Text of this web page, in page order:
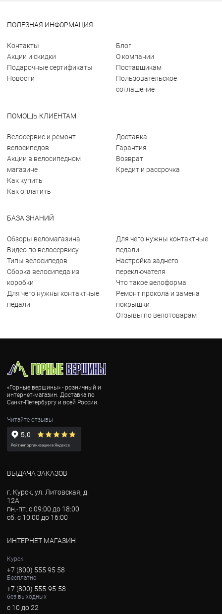
ПОЛЕЗНАЯ ИНФОРМАЦИЯ
Контакты
Акции и скидки
Подарочные сертификаты
Новости
Блог
О компании
Поставщикам
Пользовательское
соглашение
ПОМОЩЬ КЛИЕНТАМ
Велосервис и ремонт
велосипедов
Акции в велосипедном
магазине
Как купить
Как оплатить
Доставка
Гарантия
Возврат
Кредит и рассрочка
БАЗА ЗНАНИЙ
Обзоры веломагазина
Видео по велосервису
Типы велосипедов
Сборка велосипеда из
коробки
Для чего нужны контактные
педали
Для чего нужны контактные
педали
Настройка заднего
переключателя
Что такое велоформа
Ремонт прокола и замена
покрышки
Отзывы по велотоварам
«Горные вершины» - розничный и
интернет-магазин. Доставка по
Санкт-Петербургу и всей России.
Читайте отзывы
ВЫДАЧА ЗАКАЗОВ
г. Курск, ул. Литовская, д.
12А
пн.-пт. с 09:00 до 18:00
сб. с 10:00 до 16:00
ИНТЕРНЕТ МАГАЗИН
Курск
+7 (800) 555 95 58
Бесплатно
+7 (800) 555-95-58
без выходных
с 10 до 22